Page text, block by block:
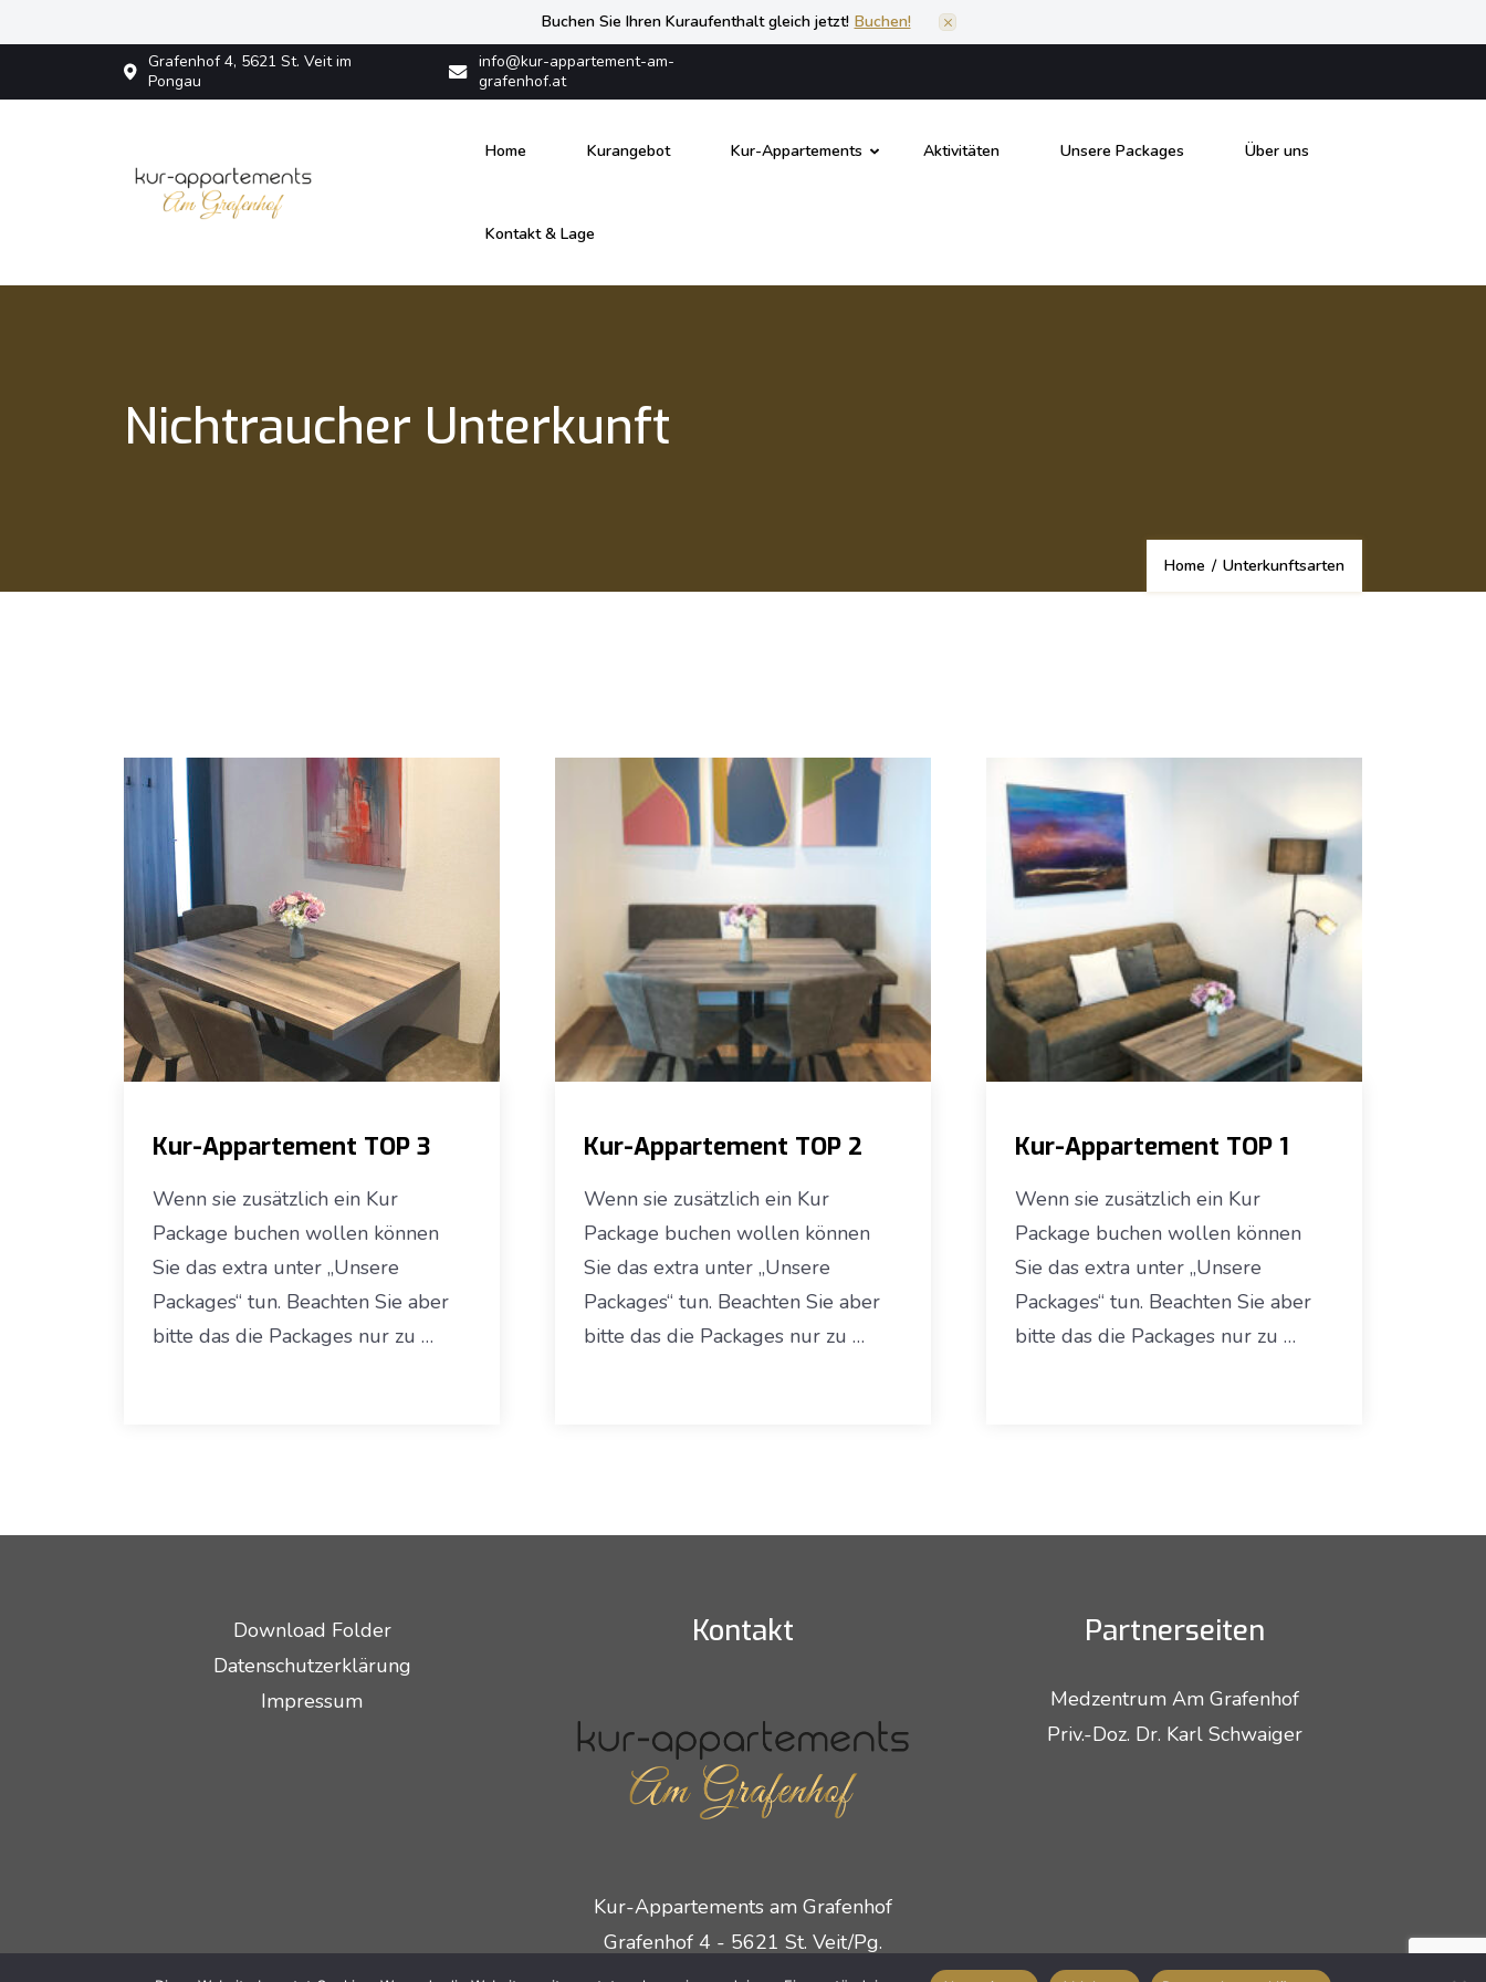
Buchen Sie Ihren Kuraufenthalt gleich jetzt! Buchen!
Grafenhof 4, 5621 St. Veit im
Pongau
info@kur-appartement-am-
grafenhof.at
Kur Appartements am Grafenhof
Home Kurangebot Kur-Appartements Aktivitäten Unsere Packages Über uns
Kontakt & Lage
Nichtraucher Unterkunft
Home / Unterkunftsarten
Kur-Appartement TOP 3
Wenn sie zusätzlich ein Kur
Package buchen wollen können
Sie das extra unter „Unsere
Packages“ tun. Beachten Sie aber
bitte das die Packages nur zu …
Kur-Appartement TOP 2
Wenn sie zusätzlich ein Kur
Package buchen wollen können
Sie das extra unter „Unsere
Packages“ tun. Beachten Sie aber
bitte das die Packages nur zu …
Kur-Appartement TOP 1
Wenn sie zusätzlich ein Kur
Package buchen wollen können
Sie das extra unter „Unsere
Packages“ tun. Beachten Sie aber
bitte das die Packages nur zu …
Download Folder
Datenschutzerklärung
Impressum
Kontakt
Kur-Appartements am Grafenhof
Grafenhof 4 - 5621 St. Veit/Pg.
Partnerseiten
Medzentrum Am Grafenhof
Priv.-Doz. Dr. Karl Schwaiger